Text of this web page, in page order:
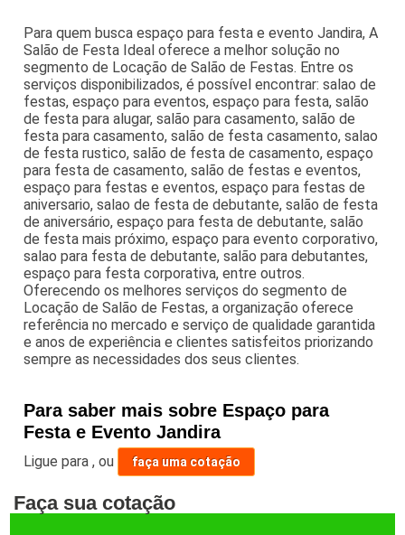
Para quem busca espaço para festa e evento Jandira, A
Salão de Festa Ideal oferece a melhor solução no
segmento de Locação de Salão de Festas. Entre os
serviços disponibilizados, é possível encontrar: salao de
festas, espaço para eventos, espaço para festa, salão
de festa para alugar, salão para casamento, salão de
festa para casamento, salão de festa casamento, salao
de festa rustico, salão de festa de casamento, espaço
para festa de casamento, salão de festas e eventos,
espaço para festas e eventos, espaço para festas de
aniversario, salao de festa de debutante, salão de festa
de aniversário, espaço para festa de debutante, salão
de festa mais próximo, espaço para evento corporativo,
salao para festa de debutante, salão para debutantes,
espaço para festa corporativa, entre outros.
Oferecendo os melhores serviços do segmento de
Locação de Salão de Festas, a organização oferece
referência no mercado e serviço de qualidade garantida
e anos de experiência e clientes satisfeitos priorizando
sempre as necessidades dos seus clientes.
Para saber mais sobre Espaço para
Festa e Evento Jandira
Ligue para,ou faça uma cotação
Faça sua cotação